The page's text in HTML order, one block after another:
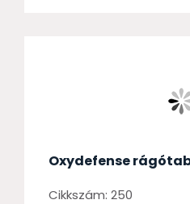
Oxydefense
Cikkszám: 250